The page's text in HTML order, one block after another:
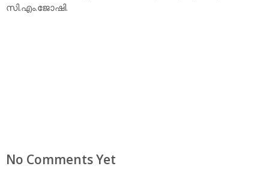
സി.എം.ജോഷി.
No Comments Yet